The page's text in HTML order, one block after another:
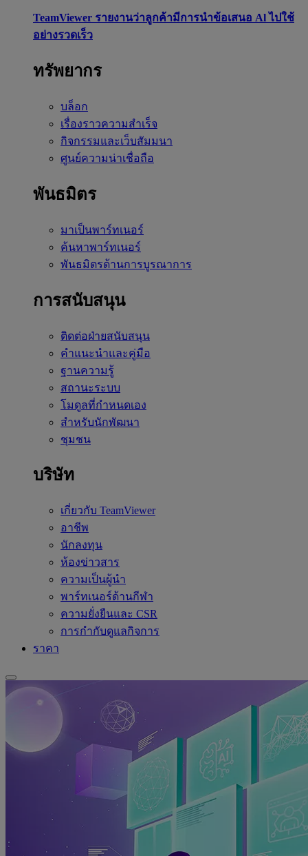
TeamViewer รายงานว่าลูกค้ามีการนำข้อเสนอ Al ไปใช้
อย่างรวดเร็ว
ทรัพยากร
บล็อก
เรื่องราวความสำเร็จ
กิจกรรมและเว็บสัมมนา
ศูนย์ความน่าเชื่อถือ
พันธมิตร
มาเป็นพาร์ทเนอร์
ค้นหาพาร์ทเนอร์
พันธมิตรด้านการบูรณาการ
การสนับสนุน
ติดต่อฝ่ายสนับสนุน
คำแนะนำและคู่มือ
ฐานความรู้
สถานะระบบ
โมดูลที่กำหนดเอง
สำหรับนักพัฒนา
ชุมชน
บริษัท
เกี่ยวกับ TeamViewer
อาชีพ
นักลงทุน
ห้องข่าวสาร
ความเป็นผู้นำ
พาร์ทเนอร์ด้านกีฬา
ความยั่งยืนและ CSR
การกำกับดูแลกิจการ
ราคา